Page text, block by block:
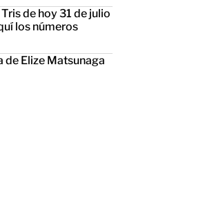
de hoy 31 de julio
los números
de Elize Matsunaga